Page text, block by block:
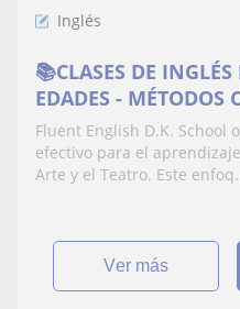
Inglés
📚CLASES DE
EDADES - MÉTODOS
DIVERTIDOS Y
Fluent English D.K. School
efectivo para el
Arte y el Teatro. Este
ver más